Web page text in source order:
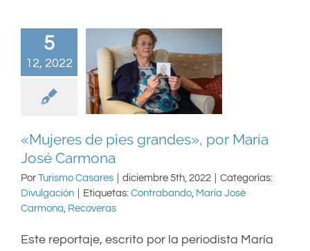
5
12, 2022
«Mujeres de pies
grandes», por María
José Carmona
«Mujeres de pies grandes», por María
José Carmona
Por Turismo Casares diciembre 5th, 2022
Categorías:
Divulgación
Etiquetas: Contrabando, María José
Carmona, Recoveras
Este reportaje, escrito por la periodista María